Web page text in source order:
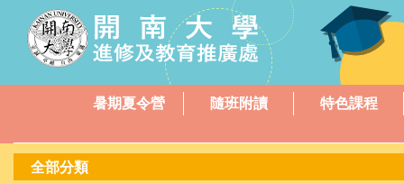
暑期夏令營 隨班附讀 特色課程